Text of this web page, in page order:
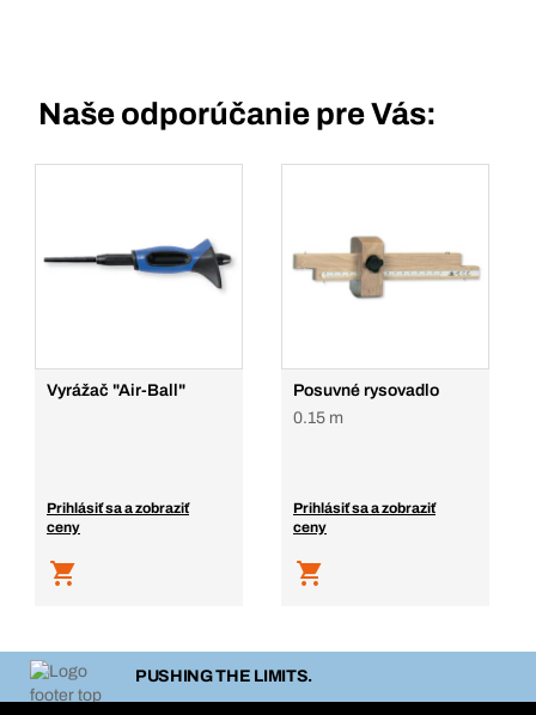
Naše odporúčanie pre Vás:
Vyrážač "Air-Ball"
Prihlásiť sa a zobraziť
ceny
Posuvné rysovadlo
0.15 m
Prihlásiť sa a zobraziť
ceny
PUSHING THE LIMITS.